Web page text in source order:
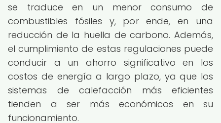
se traduce en un menor consumo de
combustibles fósiles y, por ende, en una
reducción de la huella de carbono. Además,
el cumplimiento de estas regulaciones puede
conducir a un ahorro significativo en los
costos de energía a largo plazo, ya que los
sistemas de calefacción más eficientes
tienden a ser más económicos en su
funcionamiento.